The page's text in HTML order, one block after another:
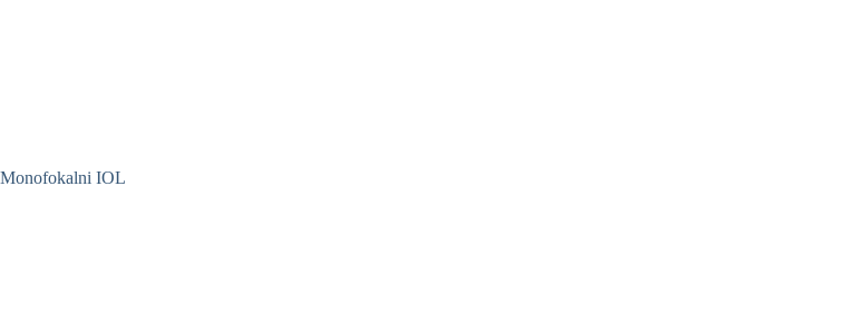
Monofokalni IOL